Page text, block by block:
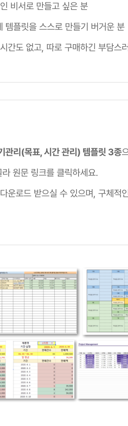
비서로 만들고 싶은 분
템플릿을 스스로 만들기 버거운 분
간도 없고, 따로 구매하긴 부담스
관리(목표, 시간 관리) 템플릿 3종
원문 링크를 클릭하세요.
운로드 받으실 수 있으며, 구체적